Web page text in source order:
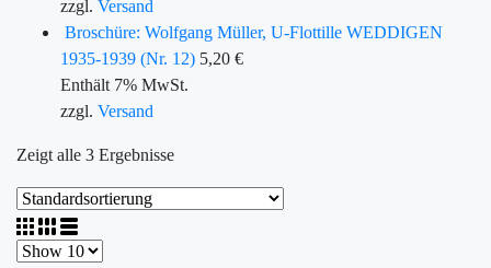
zzgl. Versand
Broschüre: Wolfgang Müller, U-Flottille WEDDIGEN
1935-1939 (Nr. 12) 5,20 €
Enthält 7% MwSt.
zzgl. Versand
Zeigt alle 3 Ergebnisse